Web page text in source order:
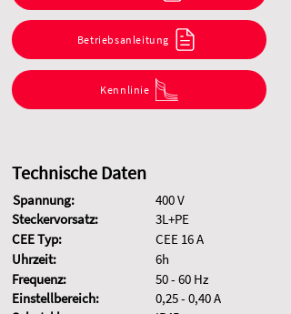
Betriebsanleitung
Kennlinie
Technische Daten
Spannung:
Steckervorsatz:
CEE Typ:
Uhrzeit:
Frequenz:
Einstellbereich:
400 V
3L+PE
CEE 16 A
6h
50 - 60 Hz
0,25 - 0,40 A